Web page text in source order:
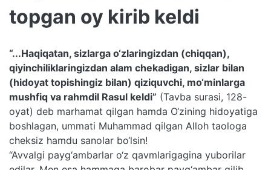
topgan oy kirib keldi
“...Haqiqatan, sizlarga o‘zlaringizdan (chiqqan),
qiyinchiliklaringizdan alam chekadigan, sizlar bilan
(hidoyat topishingiz bilan) qiziquvchi, mo‘minlarga
mushfiq va rahmdil Rasul keldi” (Tavba surasi, 128-
oyat) deb marhamat qilgan hamda O‘zining hidoyatiga
boshlagan, ummati Muhammad qilgan Alloh taologa
cheksiz hamdu sanolar bo‘lsin!
“Avvalgi payg‘ambarlar o‘z qavmlarigagina yuborilar